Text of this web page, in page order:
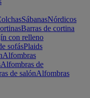
SábanasNórdicos
Barras de cortina
con relleno
sofásPlaids
Alfombras
Alfombras de
de salónAlfombras